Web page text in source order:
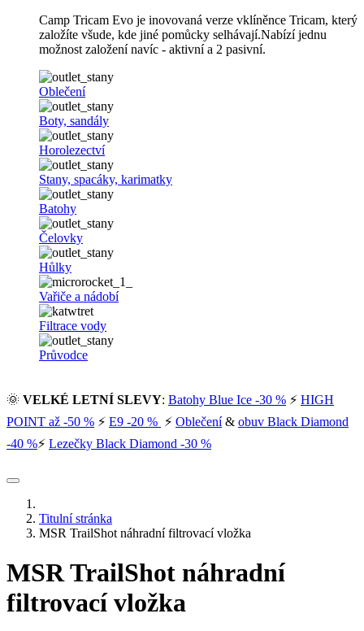
Camp Tricam Evo je inovovaná verze vklíněnce Tricam, který
založíte všude, kde jiné pomůcky selhávají.Nabízí jednu
možnost založení navíc - aktivní a 2 pasivní.
Oblečení
Boty, sandály
Horolezectví
Stany, spacáky, karimatky
Batohy
Čelovky
Hůlky
Vařiče a nádobí
Filtrace vody
Průvodce
🌞 VELKÉ LETNÍ SLEVY: Batohy Blue Ice -30 % ⚡ HIGH
POINT až -50 % ⚡ E9 -20 % ⚡ Oblečení& obuv Black Diamond
-40 %⚡ Lezečky Black Diamond -30 %
Titulní stránka
MSR TrailShot náhradní filtrovací vložka
MSR TrailShot náhradní
filtrovací vložka